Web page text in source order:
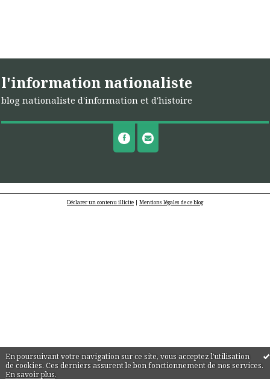
En poursuivant votre navigation sur ce site, vous acceptez l'utilisation
de cookies. Ces derniers assurent le bon fonctionnement de nos services.
En savoir plus.
l'information nationaliste
blog nationaliste d'information et d'histoire
Déclarer un contenu illicite | Mentions légales de ce blog